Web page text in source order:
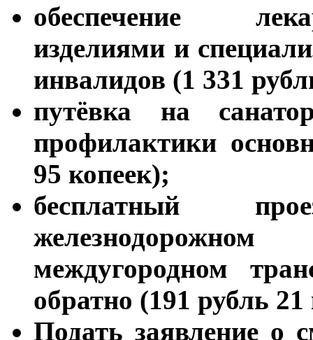
обеспечение
изделиями и
инвалидов (1 331
путёвка на
профилактики
95 копеек);
бесплатный
междугородном
обратно (191 рубль
Подать заявление